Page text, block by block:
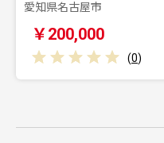
愛知県名古屋市
￥200,000
(0)